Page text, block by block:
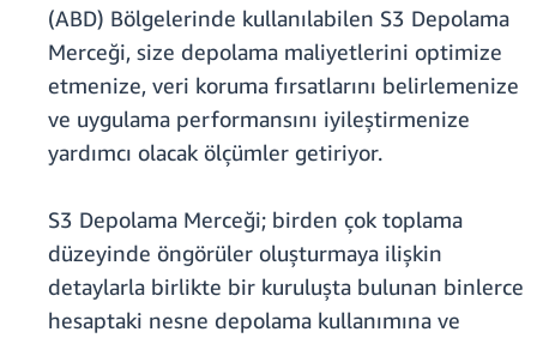
(ABD) Bölgelerinde kullanılabilen S3 Depolama
Merceği, size depolama maliyetlerini optimize
etmenize, veri koruma fırsatlarını belirlemenize
ve uygulama performansını iyileştirmenize
yardımcı olacak ölçümler getiriyor.
S3 Depolama Merceği; birden çok toplama
düzeyinde öngörüler oluşturmaya ilişkin
detaylarla birlikte bir kuruluşta bulunan binlerce
hesaptaki nesne depolama kullanımına ve